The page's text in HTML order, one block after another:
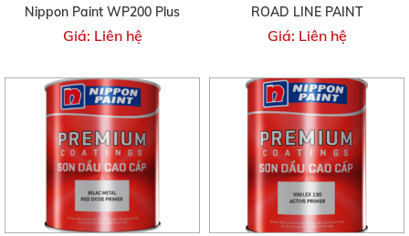
Nippon Paint WP200 Plus
Giá: Liên hệ
ROAD LINE PAINT
Giá: Liên hệ